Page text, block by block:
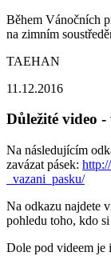
Během Vánočních
na zimním
TAEHAN
11.12.2016
Důležité video
Na následujícím
zavázat pásek:
_vazani_pasku/
Na odkazu najdete
pohledu toho, kdo si
Dole pod videem je